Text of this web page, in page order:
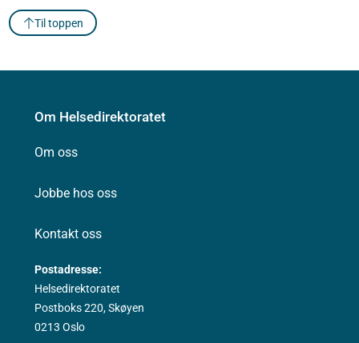
Til toppen
Om Helsedirektoratet
Om oss
Jobbe hos oss
Kontakt oss
Postadresse:
Helsedirektoratet
Postboks 220, Skøyen
0213 Oslo